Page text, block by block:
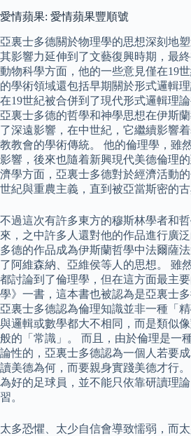
愛情蘋果: 愛情蘋果豐順號
亞裏士多德關於物理學的思想深刻地
其影響力延伸到了文藝復興時期，最
動物科學方面，他的一些意見僅在19
的學術領域還包括早期關於形式邏輯
在19世紀被合併到了現代形式邏輯理
亞裏士多德的哲學和神學思想在伊斯
了深遠影響，在中世紀，它繼續影響
教教會的學術傳統。 他的倫理學，雖
影響，後來也隨着新興現代美德倫理
濟學方面，亞裏士多德對於經濟活動
世紀與重農主義，直到被亞當斯密的古
不過這次有許多東方的穆斯林學者和
來，之中許多人還對他的作品進行廣
多德的作品成為伊斯蘭哲學中法爾薩
了阿維森納、亞維侯等人的思想。 雖
都討論到了倫理學，但在這方面最主
學》一書，這本書也被認為是亞裏士多
亞裏士多德認為倫理知識並非一種「
與邏輯或數學都大不相同，而是類似
般的「常識」。 而且，由於倫理是一
論性的，亞裏士多德認為一個人若要
讀美德為何，而要親身實踐美德才行
為好的足球員，並不能只依靠研讀理
習。
太多恐懼、太少自信會導致懦弱，而